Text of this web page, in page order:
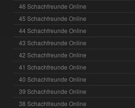
46 Schachfreunde Online
45 Schachfreunde Online
44 Schachfreunde Online
43 Schachfreunde Online
42 Schachfreunde Online
41 Schachfreunde Online
40 Schachfreunde Online
39 Schachfreunde Online
38 Schachfreunde Online